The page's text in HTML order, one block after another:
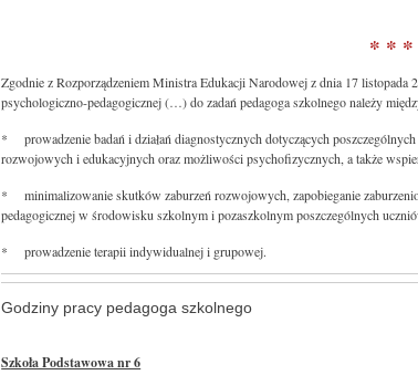
* * *
Zgodnie z Rozporządzeniem Ministra Edukacji Narodowej z dnia 17 listopada
psychologiczno-pedagogicznej (…) do zadań pedagoga szkolnego należy
* prowadzenie badań i działań diagnostycznych dotyczących
rozwojowych i edukacyjnych oraz możliwości psychofizycznych, a także
* minimalizowanie skutków zaburzeń rozwojowych, zapobieganie
pedagogicznej w środowisku szkolnym i pozaszkolnym poszczególnych
* prowadzenie terapii indywidualnej i grupowej.
Godziny pracy pedagoga szkolnego
Szkoła Podstawowa nr 6